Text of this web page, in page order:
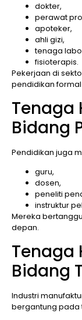
dokter,
perawat
apoteker,
ahli gizi,
tenaga
fisioterapis.
Pekerjaan di
pendidikan
Tenaga
Bidang
Pendidikan juga
guru,
dosen,
peneliti
instruktur
Mereka
depan.
Tenaga
Bidang
Industri
bergantung pada